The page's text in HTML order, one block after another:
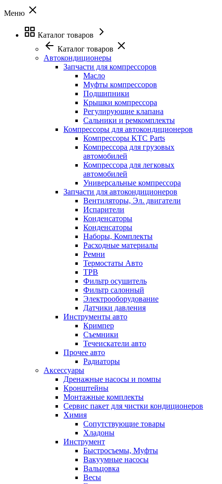
Меню
Каталог товаров
Каталог товаров
Автокондиционеры
Запчасти для компрессоров
Масло
Муфты компрессоров
Подшипники
Крышки компрессора
Регулирующие клапана
Сальники и ремкомплекты
Компрессоры для автокондиционеров
Компрессоры KTC Parts
Компрессора для грузовых
автомобилей
Компрессора для легковых
автомобилей
Универсальные компрессора
Запчасти для автокондиционеров
Вентиляторы, Эл. двигатели
Испарители
Конденсаторы
Конденсаторы
Наборы, Комплекты
Расходные материалы
Ремни
Термостаты Авто
ТРВ
Фильтр осушитель
Фильтр салонный
Электрооборудование
Датчики давления
Инструменты авто
Кримпер
Съемники
Течеискатели авто
Прочее авто
Радиаторы
Аксессуары
Дренажные насосы и помпы
Кронштейны
Монтажные комплекты
Сервис пакет для чистки кондиционеров
Химия
Сопутствующие товары
Хладоны
Инструмент
Быстросъемы, Муфты
Вакуумные насосы
Вальцовка
Весы